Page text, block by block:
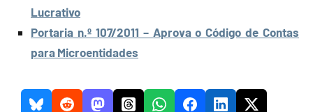
Lucrativo
Portaria n.º 107/2011 – Aprova o Código de Contas
para Microentidades